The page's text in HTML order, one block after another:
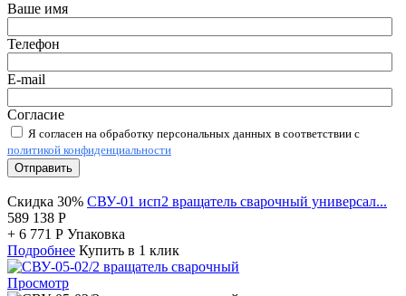
Ваше имя
Телефон
E-mail
Согласие
Я согласен на обработку персональных данных в соответствии с
политикой конфиденциальности
Отправить
Скидка 30% СВУ-01 исп2 вращатель сварочный универсал...
589 138 Р
+ 6 771 Р Упаковка
Подробнее Купить в 1 клик
Просмотр